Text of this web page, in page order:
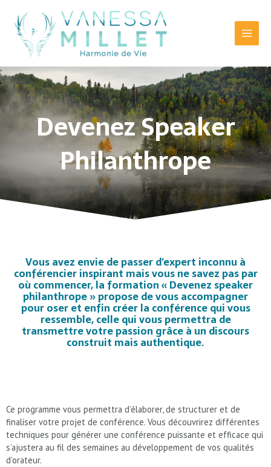
contenu
Menu
Devenez Speaker
Philanthrope
Vous avez envie de passer d’expert inconnu à
conférencier inspirant mais vous ne savez pas par
où commencer, la formation « Devenez speaker
philanthrope » propose de vous accompagner
pour oser et enfin créer la conférence qui vous
ressemble, celle qui vous permettra de
transmettre votre passion grâce à un discours
construit mais authentique.
Ce programme vous permettra d’élaborer, de structurer et de
finaliser votre projet de conférence. Vous découvrirez différentes
techniques pour générer une conférence puissante et efficace qui
s’ajustera au fil des semaines au développement de vos qualités
d’orateur.